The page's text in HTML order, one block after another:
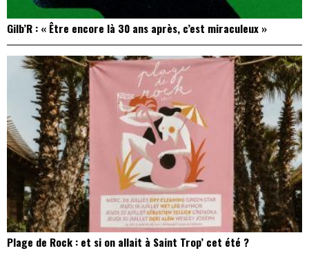
Gilb’R : « Être encore là 30 ans après, c’est miraculeux »
Plage de Rock : et si on allait à Saint Trop’ cet été ?